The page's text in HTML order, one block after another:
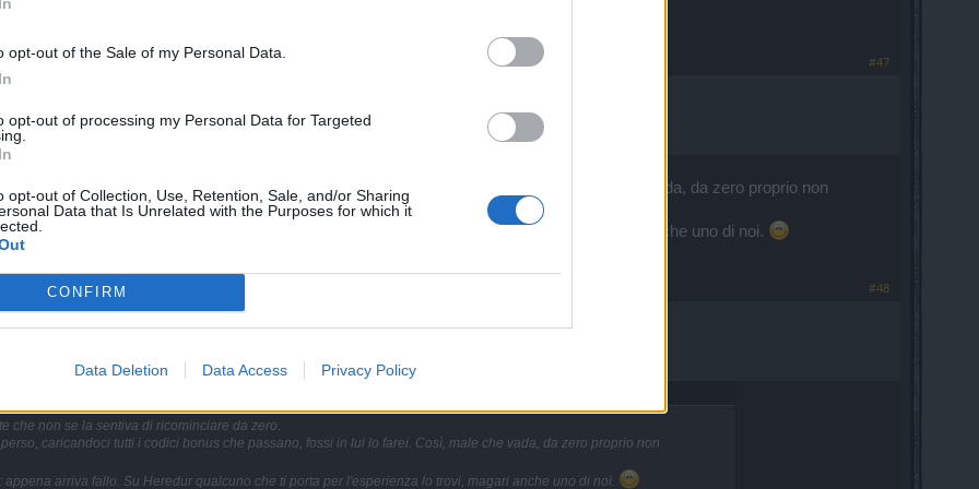
opt-out of the Sale of my Personal Data.
opt-out of processing my Personal Data for Targeted
opt-out of Collection, Use, Retention, Sale, and/or Sharing
Data that Is Unrelated with the Purposes for which it
CONFIRM
Data Deletion Data Access Privacy Policy
#47
parte che non se la sentiva di ricominciare da zero.
perso, caricandoci tutti i codici bonus che passano, fossi in lui lo farei. Così, male che vada, da zero proprio non
appena arriva fallo. Su Heredur qualcuno che ti porta per l'esperienza lo trovi, magari anche uno di noi.
#48
che non se la sentiva di ricominciare da zero.
caricandoci tutti i codici bonus che passano, fossi in lui lo farei. Così, male che vada, da zero proprio non
appena arriva fallo. Su Heredur qualcuno che ti porta per l'esperienza lo trovi, magari anche uno di noi.